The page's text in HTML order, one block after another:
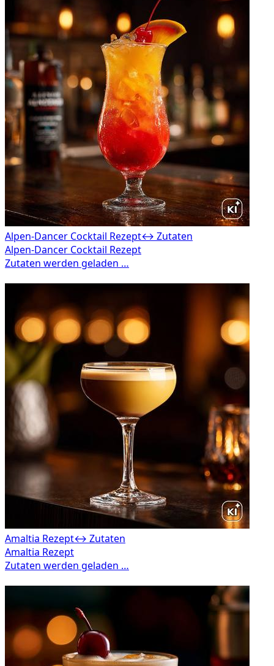
Alpen-Dancer Cocktail Rezept↔ Zutaten
Amaltia Rezept↔ Zutaten